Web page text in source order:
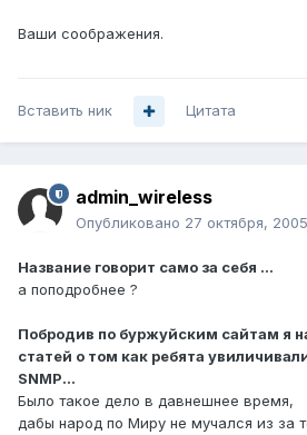
Ваши соображения.
Вставить ник Цитата
admin_wireless
Опубликовано 27 октября, 2005
Название говорит само за себя ...
а поподробнее ?
Побродив по буржуйским сайтам я
статей о том как ребята
SNMP...
Было такое дело в давнешнее время,
дабы народ по Миру не мучался из за